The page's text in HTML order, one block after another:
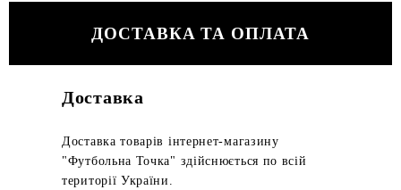
ДОСТАВКА ТА ОПЛАТА
Доставка
Доставка товарів інтернет-магазину
"Футбольна Точка" здійснюється по всій
території України.